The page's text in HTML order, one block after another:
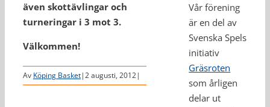
även skottävlingar och
turneringar i 3 mot 3.
Välkommen!
Av Köping Basket|2 augusti, 2012|
Vår förening
är en del av
Svenska Spels
initiativ
Gräsroten
som årligen
delar ut